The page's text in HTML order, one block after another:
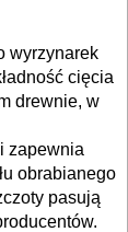
wyrzynarek
cięcia
drewnie, w
zapewnia
obrabianego
pasują